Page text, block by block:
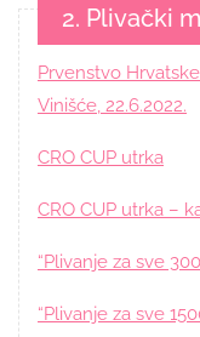
2. Plivački
Prvenstvo
Vinišće, 22.6.2022.
CRO CUP utrka
CRO CUP utrka –
“Plivanje za sve
“Plivanje za sve